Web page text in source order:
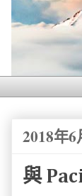
2018年
與